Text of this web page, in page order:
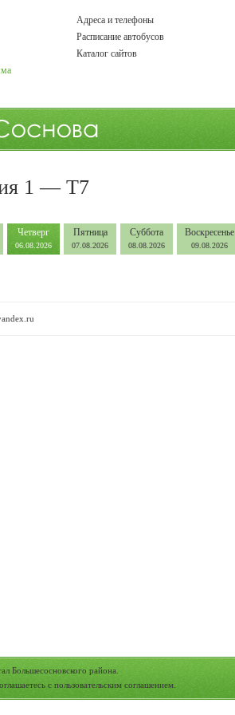
Адреса и телефоны
Расписание автобусов
Каталог сайтов
1 — Т7
Четверг
06.08.2026
Пятница
07.08.2026
Суббота
08.08.2026
Воскресенье
09.08.2026
Большесосновского района.
с пользовательским соглашением